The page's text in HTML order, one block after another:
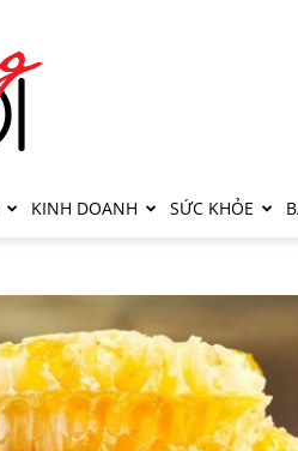
KINH DOANH SỨC KHỎE